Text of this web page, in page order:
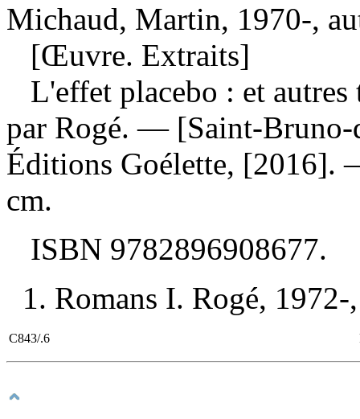
Michaud, Martin, 1970-,
[Œuvre. Extraits]
L'effet placebo : et
par Rogé. — [Saint-
Éditions Goélette, [2016].
cm.
ISBN 9782896908677.
1. Romans I. Rogé,
C843/.6